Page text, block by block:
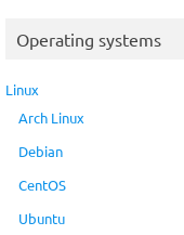
Operating systems
Linux
Arch Linux
Debian
CentOS
Ubuntu